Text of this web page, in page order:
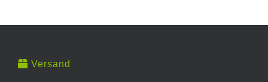
Versand